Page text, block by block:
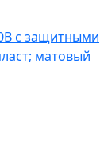
с защитными
матовый